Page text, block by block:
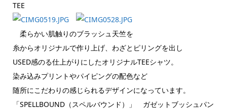
TEE
柔らかい肌触りのブラッシュ天竺を
糸からオリジナルで作り上げ、わざとピリングを出し
USED感のる仕上がりにしたオリジナルTEEシャツ。
染み込みプリントやパイピングの配色など
随所にこだわりの感じられるデザインになっています。
「SPELLBOUND（スペルバウンド）」 ガゼットブッシュパン